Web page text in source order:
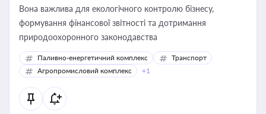
Вона важлива для екологічного контролю бізнесу,
формування фінансової звітності та дотримання
природоохоронного законодавства
Паливно-енергетичний комплекс
Транспорт
Агропромисловий комплекс
+1